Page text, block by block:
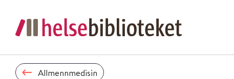
Allmennmedisin